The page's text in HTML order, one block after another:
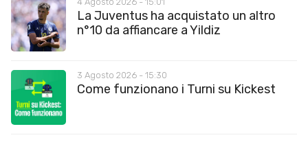
La Juventus ha acquistato un altro
n°10 da affiancare a Yildiz
3 Agosto 2026 - 15:30
Come funzionano i Turni su Kickest